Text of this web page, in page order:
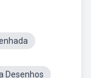
Desenhos